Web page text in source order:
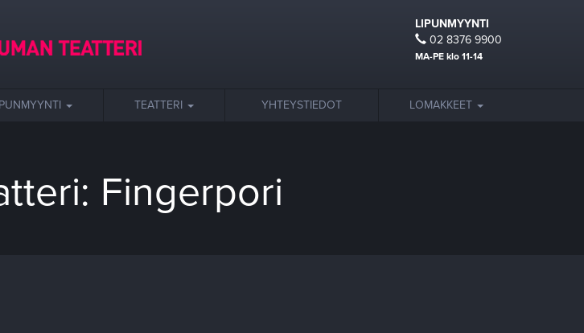
LIPUNMYYNTI
02 8376 9900
MA-PE klo 11-14
TEATTERI YHTEYSTIEDOT LOMAKKEET
Fingerpori